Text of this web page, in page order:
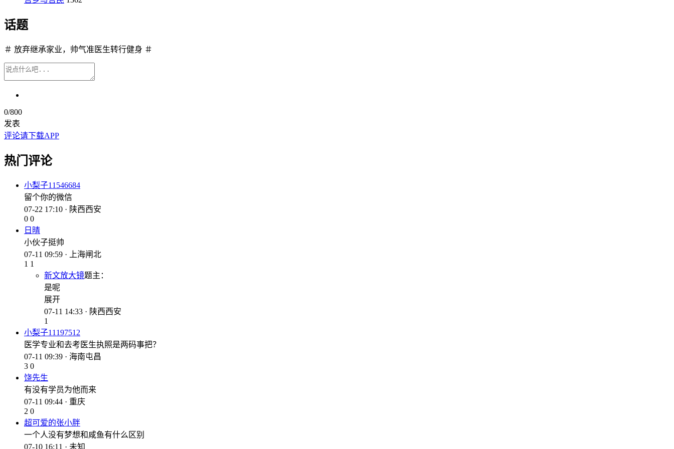
话题
＃ 放弃继承家业，帅气准医生转行健身 ＃
0/800
发表
评论请下载APP
热门评论
小梨子11546684
留个你的微信
07-22 17:10 · 陕西西安
0 0
日晴
小伙子挺帅
07-11 09:59 · 上海闸北
1 1
新文放大镜题主 ：
是呢
展开
07-11 14:33 · 陕西西安
1
小梨子11197512
医学专业和去考医生执照是两码事把？
07-11 09:39 · 海南屯昌
3 0
饶先生
有没有学员为他而来
07-11 09:44 · 重庆
2 0
超可爱的张小胖
一个人没有梦想和咸鱼有什么区别
07-10 16:11 · 未知